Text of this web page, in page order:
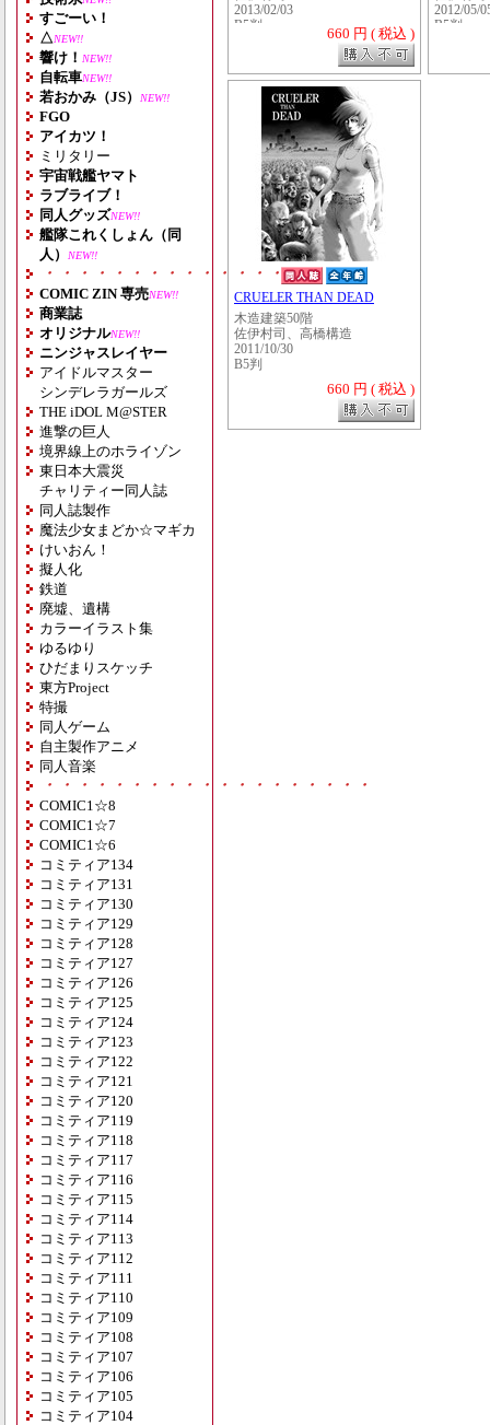
すごーい！
△NEW!!
響け！ NEW!!
自転車NEW!!
若おかみ（JS） NEW!!
FGO
アイカツ！
ミリタリー
宇宙戦艦ヤマト
ラブライブ！
同人グッズNEW!!
艦隊これくしょん（同
人）
NEW!!
・・・・・・・・・・・・・・・・・・・
COMIC ZIN 専売NEW!!
商業誌
オリジナルNEW!!
ニンジャスレイヤー
アイドルマスター
シンデレラガールズ
THE iDOL M@STER
進撃の巨人
境界線上のホライゾン
東日本大震災
チャリティー同人誌
同人誌製作
魔法少女まどか☆マギカ
けいおん！
擬人化
鉄道
廃墟、遺構
カラーイラスト集
ゆるゆり
ひだまりスケッチ
東方Project
特撮
同人ゲーム
自主製作アニメ
同人音楽
・・・・・・・・・・・・・・・・・・・
COMIC1☆8
COMIC1☆7
COMIC1☆6
コミティア134
コミティア131
コミティア130
コミティア129
コミティア128
コミティア127
コミティア126
コミティア125
コミティア124
コミティア123
コミティア122
コミティア121
コミティア120
コミティア119
コミティア118
コミティア117
コミティア116
コミティア115
コミティア114
コミティア113
コミティア112
コミティア111
コミティア110
コミティア109
コミティア108
コミティア107
コミティア106
コミティア105
コミティア104
2013/02/03
B5判
660 円 ( 税込 )
2012/05/
B5判
CRUELER THAN DEAD
木造建築50階
佐伊村司、高橋構造
2011/10/30
B5判
660 円 ( 税込 )